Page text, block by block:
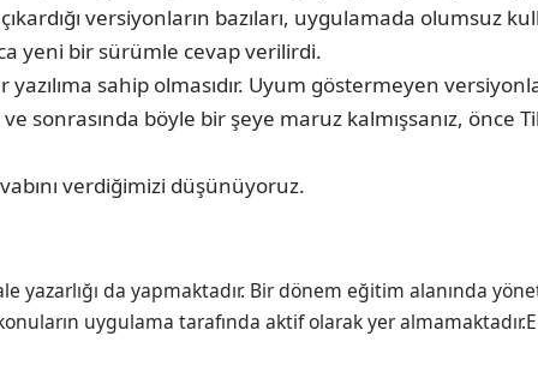
versiyonların bazıları, uygulamada olumsuz
yeni bir sürümle cevap verilirdi.
sahip olmasıdır. Uyum göstermeyen
sonrasında böyle bir şeye maruz kalmışsanız, önce
verdiğimizi düşünüyoruz.
yazarlığı da yapmaktadır. Bir dönem eğitim alanında
uygulama tarafında aktif olarak yer